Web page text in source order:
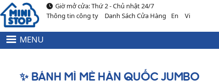
Nhảy đến nội dungGiờ mở cửa: Thứ 2 - Chủ nhật 24/7
Thông tin công ty Danh Sách Cửa Hàng En Vi
MENU
✨ BÁNH MÌ MÈ HÀN QUỐC JUMBO